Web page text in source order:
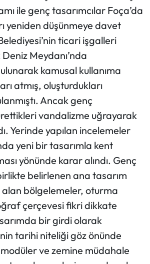
ile genç tasarımcılar Foça’da
yeniden düşünmeye davet
ticari işgalleri
Deniz Meydanı’nda
kamusal kullanıma
atmış, oluşturdukları
Ancak genç
vandalizme uğrayarak
Yerinde yapılan incelemeler
yeni bir tasarımla kent
yönünde karar alındı. Genç
belirlenen ana tasarım
bölgelemeler, oturma
çerçevesi fikri dikkate
bir girdi olarak
tarihi niteliği göz önünde
ve zemine müdahale